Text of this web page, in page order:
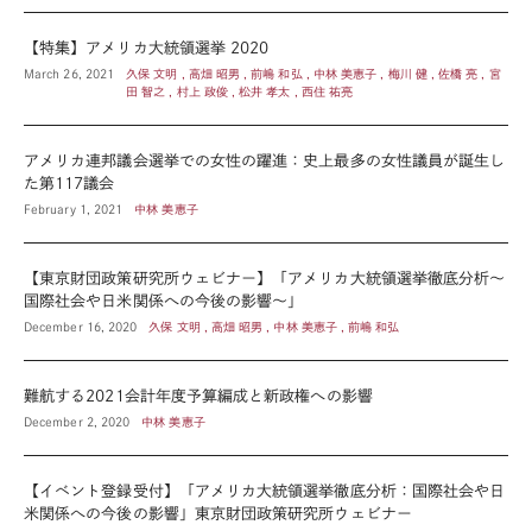
【特集】アメリカ大統領選挙 2020
March 26, 2021
久保 文明 , 高畑 昭男 , 前嶋 和弘 , 中林 美恵子 , 梅川 健 , 佐橋 亮 , 宮
田 智之 , 村上 政俊 , 松井 孝太 , 西住 祐亮
アメリカ連邦議会選挙での女性の躍進：史上最多の女性議員が誕生し
た第117議会
February 1, 2021 中林 美恵子
【東京財団政策研究所ウェビナー】「アメリカ大統領選挙徹底分析～
国際社会や日米関係への今後の影響～」
December 16, 2020 久保 文明 , 高畑 昭男 , 中林 美恵子 , 前嶋 和弘
難航する2021会計年度予算編成と新政権への影響
December 2, 2020 中林 美恵子
【イベント登録受付】「アメリカ大統領選挙徹底分析：国際社会や日
米関係への今後の影響」東京財団政策研究所ウェビナー